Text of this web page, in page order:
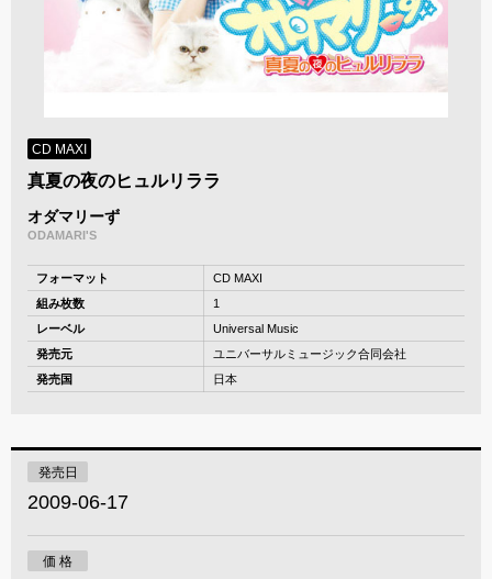
CD MAXI
真夏の夜のヒュルリララ
オダマリーず
ODAMARI'S
フォーマット
CD MAXI
組み枚数
1
レーベル
Universal Music
発売元
ユニバーサルミュージック合同会社
発売国
日本
発売日
2009-06-17
価 格